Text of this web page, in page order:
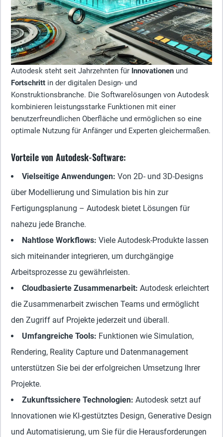
Autodesk steht seit Jahrzehnten für Innovationen und
Fortschritt in der digitalen Design- und
Konstruktionsbranche. Die Softwarelösungen von Autodesk
kombinieren leistungsstarke Funktionen mit einer
benutzerfreundlichen Oberfläche und ermöglichen so eine
optimale Nutzung für Anfänger und Experten gleichermaßen.
Vorteile von Autodesk-Software:
Vielseitige Anwendungen: Von 2D- und 3D-Designs
über Modellierung und Simulation bis hin zur
Fertigungsplanung – Autodesk bietet Lösungen für
nahezu jede Branche.
Nahtlose Workflows: Viele Autodesk-Produkte lassen
sich miteinander integrieren, um durchgängige
Arbeitsprozesse zu gewährleisten.
Cloudbasierte Zusammenarbeit: Autodesk erleichtert
die Zusammenarbeit zwischen Teams und ermöglicht
den Zugriff auf Projekte jederzeit und überall.
Umfangreiche Tools: Funktionen wie Simulation,
Rendering, Reality Capture und Datenmanagement
unterstützen Sie bei der erfolgreichen Umsetzung Ihrer
Projekte.
Zukunftssichere Technologien: Autodesk setzt auf
Innovationen wie KI-gestütztes Design, Generative Design
und Automatisierung, um Sie für die Herausforderungen